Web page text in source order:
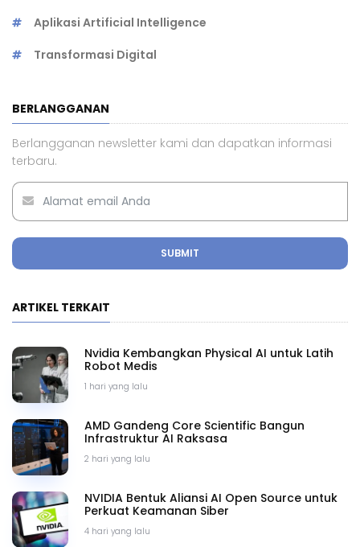
Aplikasi Artificial Intelligence
Transformasi Digital
BERLANGGANAN
Berlangganan newsletter kami dan dapatkan informasi
terbaru.
SUBMIT
ARTIKEL TERKAIT
1 hari yang lalu
Nvidia Kembangkan Physical AI untuk Latih
Robot Medis
2 hari yang lalu
AMD Gandeng Core Scientific Bangun
Infrastruktur AI Raksasa
4 hari yang lalu
NVIDIA Bentuk Aliansi AI Open Source untuk
Perkuat Keamanan Siber